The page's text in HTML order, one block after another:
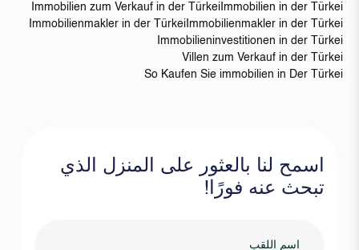
Immobilien in der Türkei
Immobilien zum Verkauf in der Türkei
Immobilienmakler in der Türkei
Immobilienmakler in der Türkei
Immobilieninvestitionen in der Türkei
Villen zum Verkauf in der Türkei
So Kaufen Sie immobilien in Der Türkei
اسمح لنا بالعثور على المنزل الذي
تبحث عنه فورًا!